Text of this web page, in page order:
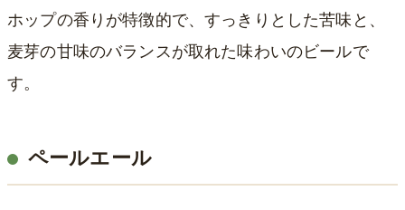
ホップの香りが特徴的で、すっきりとした苦味と、
麦芽の甘味のバランスが取れた味わいのビールで
す。
ペールエール